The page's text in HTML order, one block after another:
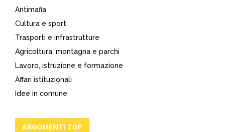
Antimafia
Cultura e sport
Trasporti e infrastrutture
Agricoltura, montagna e parchi
Lavoro, istruzione e formazione
Affari istituzionali
Idee in comune
ARGOMENTI TOP